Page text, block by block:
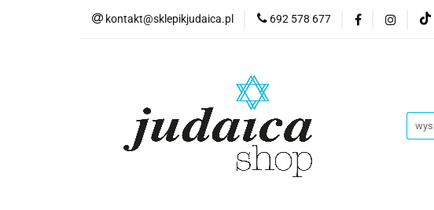
kontakt@sklepikjudaica.pl 692 578 677
Wyprzedaż Kosmetyki z
Judaika
Kosmetyki z Morza Martwego